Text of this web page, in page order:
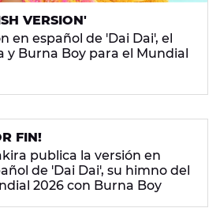
VERSION'
en español de 'Dai Dai', el
y Burna Boy para el Mundial
FIN!
publica la versión en
de 'Dai Dai', su himno del
2026 con Burna Boy